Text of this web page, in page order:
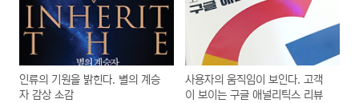
인류의 기원을 밝힌다. 별의 계승
자 감상 소감
사용자의 움직임이 보인다. 고객
이 보이는 구글 애널리틱스 리뷰